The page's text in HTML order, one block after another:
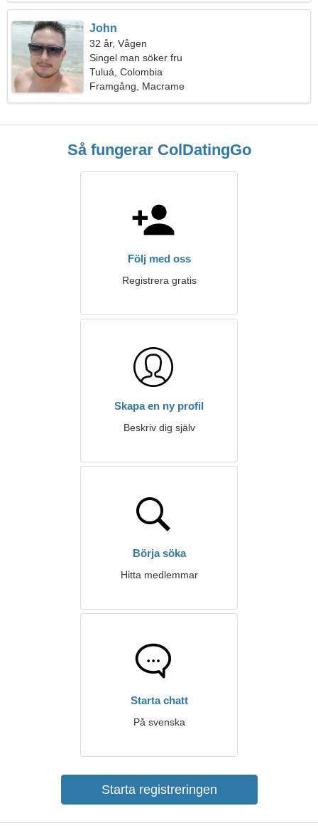
John
32 år, Vågen
Singel man söker fru
Tuluá, Colombia
Framgång, Macrame
Så fungerar ColDatingGo
Följ med oss
Registrera gratis
Skapa en ny profil
Beskriv dig själv
Börja söka
Hitta medlemmar
Starta chatt
På svenska
Starta registreringen